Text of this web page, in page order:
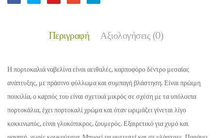
Περιγραφή Αξιολογήσεις (0)
Η πορτοκαλιά ναβελίνα είναι αειθαλές, καρποφόρο δέντρο μεσαίας
ανάπτυξης, με πράσινο φύλλωμα και συμπαγή βλάστηση. Είναι πρώιμη
ποικιλία, ο καρπός του είναι σχετικά μικρός σε σχέση με τα υπόλοιπα
πορτοκάλια, έχει πορτοκαλί χρώμα και όταν ωριμάζει γίνεται λίγο
κοκκινωπός, είναι γλυκόπικρος, ζουμερός. Εξαιρετικό για χυμό και